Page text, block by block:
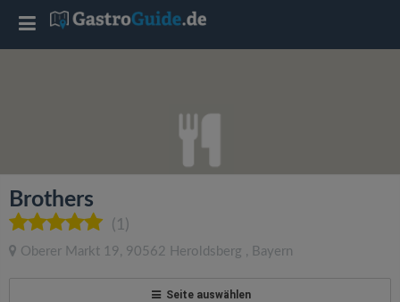
Brothers
(1)
Oberer Markt 19, 90562 Heroldsberg , Bayern
Seite auswählen
T
l
e